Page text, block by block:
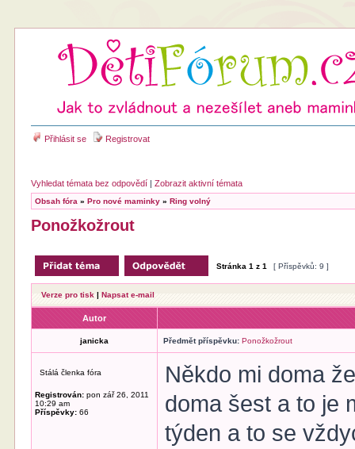
Přihlásit se Registrovat
Vyhledat témata bez odpovědí |Zobrazit aktivní témata
Obsah fóra »Pro nové maminky »Ring volný
Ponožkožrout
Stránka1 z1 [ Příspěvků: 9 ]
Verze pro tisk |Napsat e-mail
Autor
janicka Předmět příspěvku: Ponožkožrout
Stálá členka fóra
Registrován: pon zář 26, 2011
10:29 am
Příspěvky: 66
Někdo mi doma
doma šest a to je
týden a to se